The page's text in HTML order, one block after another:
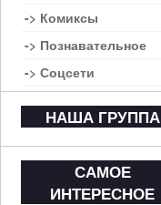
-> Комиксы
-> Познавательное
-> Соцсети
НАША ГРУППА
САМОЕ
ИНТЕРЕСНОЕ